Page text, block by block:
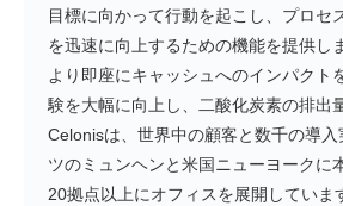
目標に向かって行動を起こし、プロセ
を迅速に向上するための機能を提供し
より即座にキャッシュへのインパクト
験を大幅に向上し、二酸化炭素の排出
Celonisは、世界中の顧客と数千の導入
ツのミュンヘンと米国ニューヨークに
20拠点以上にオフィスを展開していま